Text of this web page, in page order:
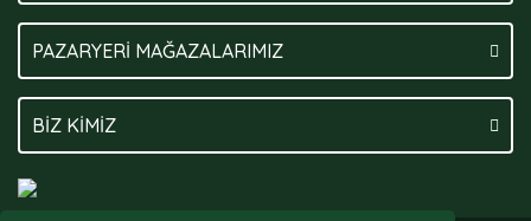
PAZARYERİ MAĞAZALARIMIZ
BİZ KİMİZ